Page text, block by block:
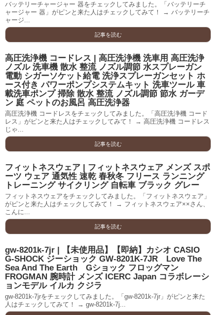
バッテリーチャージャー 器をチェックしてみました。「バッテリーチ
ャージャー 器」がピンと来た人はチェックしてみて！ → バッテリーチ
ャージ...
記事を読む
高圧洗浄機 コードレス | 高圧洗浄機 洗車用 高圧洗浄
ノズル 洗車機 散水 整流 ノズル調節 水スプレーガン
電動 シガーソケット給電 洗浄スプレーガンセット ホ
ース付き パワーポンプシステムキット 洗車ツール 車
載洗車ポンプ 掃除 散水 整流 ノズル調節 節水 ガーデ
ン 庭 ペットのお風呂 高圧洗浄器
高圧洗浄機 コードレスをチェックしてみました。「高圧洗浄機 コード
レス」がピンと来た人はチェックしてみて！ → 高圧洗浄機 コードレス
じゃ...
記事を読む
フィットネスウェア | フィットネスウェア メンズ スポ
ーツ ウェア 通気性 速乾 春秋冬 フリース ランニング
トレーニング サイクリング 自転車 ブラック グレー
フィットネスウェアをチェックしてみました。「フィットネスウェア」
がピンと来た人はチェックしてみて！ → フィットネスウェア××さん、
こんに...
記事を読む
gw-8201k-7jr | 【未使用品】【即納】カシオ CASIO
G-SHOCK ジーショック GW-8201K-7JR Love The
Sea And The Earth Gショック フロッグマン
FROGMAN 腕時計 メンズ ICERC Japan コラボレーシ
ョンモデル イルカ クジラ
gw-8201k-7jrをチェックしてみました。「gw-8201k-7jr」がピンと来た
人はチェックしてみて！ → gw-8201k-7j...